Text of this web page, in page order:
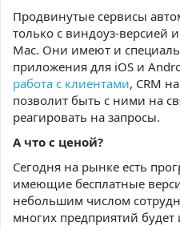
Продвинутые сервисы
только с виндоуз-версией
Mac. Они имеют и
приложения для iOS и
работа с клиентами, CRM
позволит быть с ними на
реагировать на запросы.
А что с ценой?
Сегодня на рынке есть
имеющие бесплатные
небольшим числом
многих предприятий будет